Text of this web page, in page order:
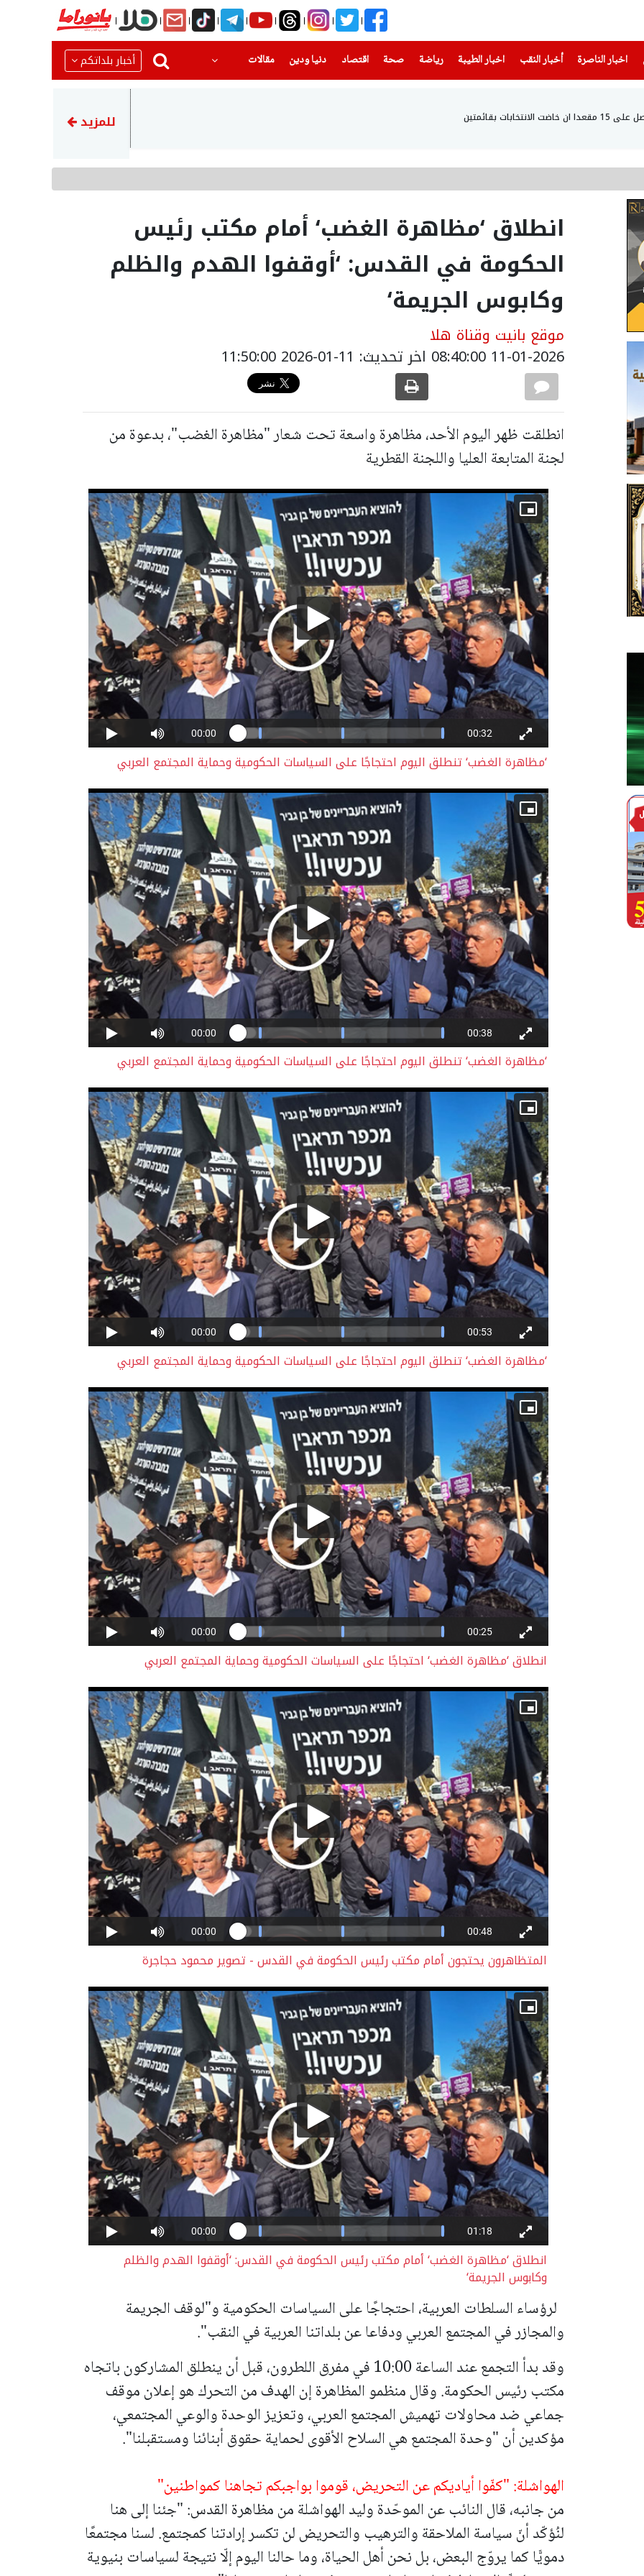
اخبار الناصرة
(current) أخبار النقب اخبار الطيبة(current) رياضة
(current) صحة(current) اقتصاد دنيا ودين
(current) مقالات أخبار بلداتكم
بقائمتين الرئيس الإيراني بزشكيان:
للمزيد
انطلاق ‘مظاهرة الغضب‘ أمام مكتب رئيس
الحكومة في القدس: ‘أوقفوا الهدم والظلم
وكابوس الجريمة‘
موقع بانيت وقناة هلا
11-01-2026 08:40:00 اخر تحديث: 11-01-2026 11:50:00
انطلقت ظهر اليوم الأحد، مظاهرة واسعة تحت شعار "مظاهرة الغضب"، بدعوة من
لجنة المتابعة العليا واللجنة القطرية
‘مظاهرة الغضب‘ تنطلق اليوم احتجاجًا على السياسات الحكومية وحماية المجتمع العربي
‘مظاهرة الغضب‘ تنطلق اليوم احتجاجًا على السياسات الحكومية وحماية المجتمع العربي
‘مظاهرة الغضب‘ تنطلق اليوم احتجاجًا على السياسات الحكومية وحماية المجتمع العربي
انطلاق ‘مظاهرة الغضب‘ احتجاجًا على السياسات الحكومية وحماية المجتمع العربي
المتظاهرون يحتجون أمام مكتب رئيس الحكومة في القدس - تصوير محمود حجاجرة
انطلاق ‘مظاهرة الغضب‘ أمام مكتب رئيس الحكومة في القدس: ‘أوقفوا الهدم والظلم
وكابوس الجريمة‘
لرؤساء السلطات العربية، احتجاجًا على السياسات الحكومية و"لوقف الجريمة
والمجازر في المجتمع العربي ودفاعا عن بلداتنا العربية في النقب".
وقد بدأ التجمع عند الساعة 10:00 في مفرق اللطرون، قبل أن ينطلق المشاركون باتجاه
مكتب رئيس الحكومة. وقال منظمو المظاهرة إن الهدف من التحرك هو إعلان موقف
جماعي ضد محاولات تهميش المجتمع العربي، وتعزيز الوحدة والوعي المجتمعي،
مؤكدين أن "وحدة المجتمع هي السلاح الأقوى لحماية حقوق أبنائنا ومستقبلنا".
الهواشلة: "كفّوا أياديكم عن التحريض، قوموا بواجبكم تجاهنا كمواطنين"
من جانبه، قال النائب عن الموحّدة وليد الهواشلة من مظاهرة القدس: "جئنا إلى هنا
لنُؤكّد أنّ سياسة الملاحقة والترهيب والتحريض لن تكسر إرادتنا كمجتمع. لسنا مجتمعًا
دمويًّا كما يروّج البعض، بل نحن أهل الحياة، وما حالنا اليوم إلّا نتيجة لسياسات بنيوية